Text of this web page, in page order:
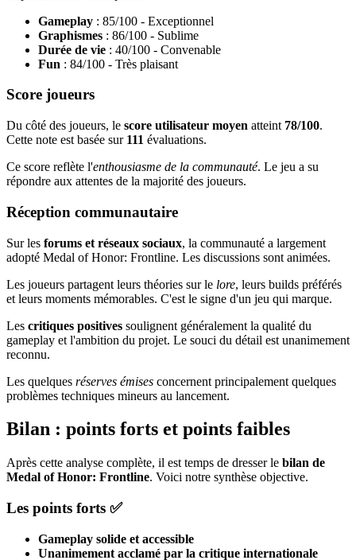
Gameplay : 85/100 - Exceptionnel
Graphismes : 86/100 - Sublime
Durée de vie : 40/100 - Convenable
Fun : 84/100 - Très plaisant
Score joueurs
Du côté des joueurs, le score utilisateur moyen atteint 78/100.
Cette note est basée sur 111 évaluations.
Ce score reflète l'enthousiasme de la communauté. Le jeu a su
répondre aux attentes de la majorité des joueurs.
Réception communautaire
Sur les forums et réseaux sociaux, la communauté a largement
adopté Medal of Honor: Frontline. Les discussions sont animées.
Les joueurs partagent leurs théories sur le lore, leurs builds préférés
et leurs moments mémorables. C'est le signe d'un jeu qui marque.
Les critiques positives soulignent généralement la qualité du
gameplay et l'ambition du projet. Le souci du détail est unanimement
reconnu.
Les quelques réserves émises concernent principalement quelques
problèmes techniques mineurs au lancement.
Bilan : points forts et points faibles
Après cette analyse complète, il est temps de dresser le bilan de
Medal of Honor: Frontline. Voici notre synthèse objective.
Les points forts ✅
Gameplay solide et accessible
Unanimement acclamé par la critique internationale